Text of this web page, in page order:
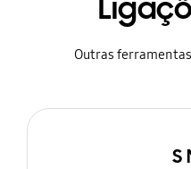
Outras
S